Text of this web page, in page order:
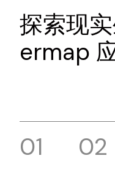
探索现
ermap
01 02